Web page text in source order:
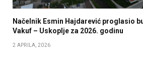
Načelnik Esmin Hajdarević proglasio
Vakuf – Uskoplje za 2026. godinu
2 APRILA, 2026